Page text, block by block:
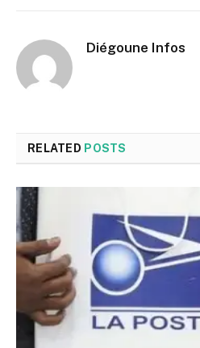
Diégoune Infos
RELATED POSTS